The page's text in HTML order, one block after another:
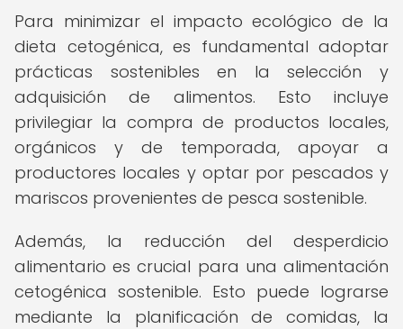
Para minimizar el impacto ecológico de la
dieta cetogénica, es fundamental adoptar
prácticas sostenibles en la selección y
adquisición de alimentos. Esto incluye
privilegiar la compra de productos locales,
orgánicos y de temporada, apoyar a
productores locales y optar por pescados y
mariscos provenientes de pesca sostenible.
Además, la reducción del desperdicio
alimentario es crucial para una alimentación
cetogénica sostenible. Esto puede lograrse
mediante la planificación de comidas, la